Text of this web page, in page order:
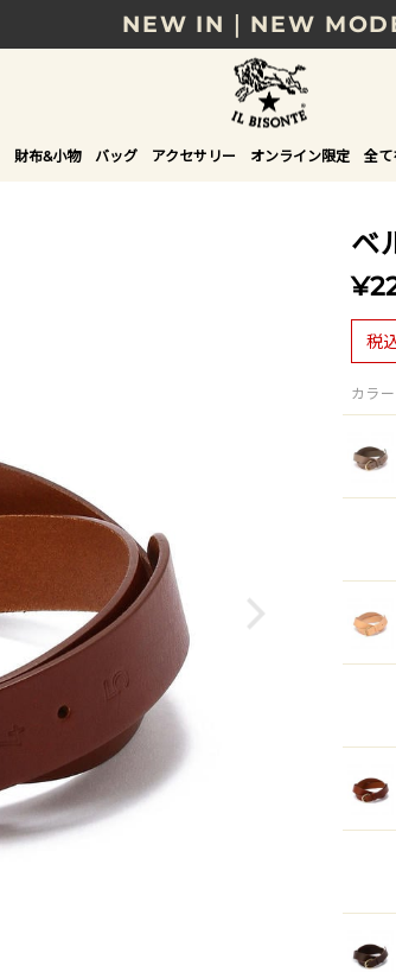
NEW IN｜NEW
8/17(月)10時まで｜税込11,000円
贈る相手やシーンから選べる、新し
NEW IN｜COLOR
財布&小物 バッグ アクセサリー オンライン限定 全て
ベ
税
カラー